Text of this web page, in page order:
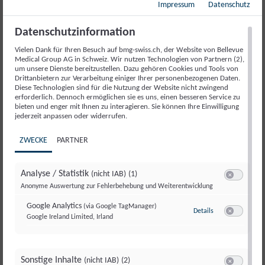
Rückenschmerzen
Multiple Sklerose
Stress
Bewegungsstörungen und Dystonie
Schwindel
Muskelschmerzen
Periphere Nerven und Polyneuropathie
Müdigkeit und Erschöpfung
Hirntumore
Neuropsychologie
ENMG – Elektroneuromyographie
Impressum Datenschutz
Datenschutzinformation
Vielen Dank für Ihren Besuch auf bmg-swiss.ch, der Website von Bellevue
Medical Group AG in Schweiz. Wir nutzen Technologien von Partnern (2),
um unsere Dienste bereitzustellen. Dazu gehören Cookies und Tools von
Drittanbietern zur Verarbeitung einiger Ihrer personenbezogenen Daten.
Diese Technologien sind für die Nutzung der Website nicht zwingend
erforderlich. Dennoch ermöglichen sie es uns, einen besseren Service zu
bieten und enger mit Ihnen zu interagieren. Sie können Ihre Einwilligung
jederzeit anpassen oder widerrufen.
ZWECKE PARTNER
Analyse / Statistik (nicht IAB) (1)
Anonyme Auswertung zur Fehlerbehebung und Weiterentwicklung
Google Analytics (via Google TagManager)
Google Ireland Limited, Irland
Detailszu Google
Sonstige Inhalte (nicht IAB) (2)